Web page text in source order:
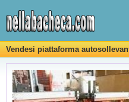
Vendesi piattaforma